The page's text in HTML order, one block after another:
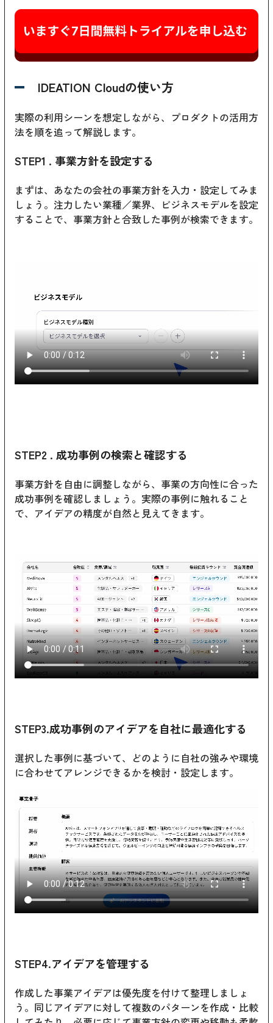
IDEATION Cloudの使い方
実際の利用シーンを想定しながら、プロダクトの活用方
法を順を追って解説します。
STEP1 . 事業方針を設定する
まずは、あなたの会社の事業方針を入力・設定してみま
しょう。注力したい業種／業界、ビジネスモデルを設定
することで、事業方針と合致した事例が検索できます。
STEP2 . 成功事例の検索と確認する
事業方針を自由に調整しながら、事業の方向性に合った
成功事例を確認しましょう。実際の事例に触れること
で、アイデアの精度が自然と見えてきます。
STEP3.成功事例のアイデアを自社に最適化する
選択した事例に基づいて、どのように自社の強みや環境
に合わせてアレンジできるかを検討・設定します。
STEP4.アイデアを管理する
作成した事業アイデアは優先度を付けて整理しましょ
う。同じアイデアに対して複数のパターンを作成・比較